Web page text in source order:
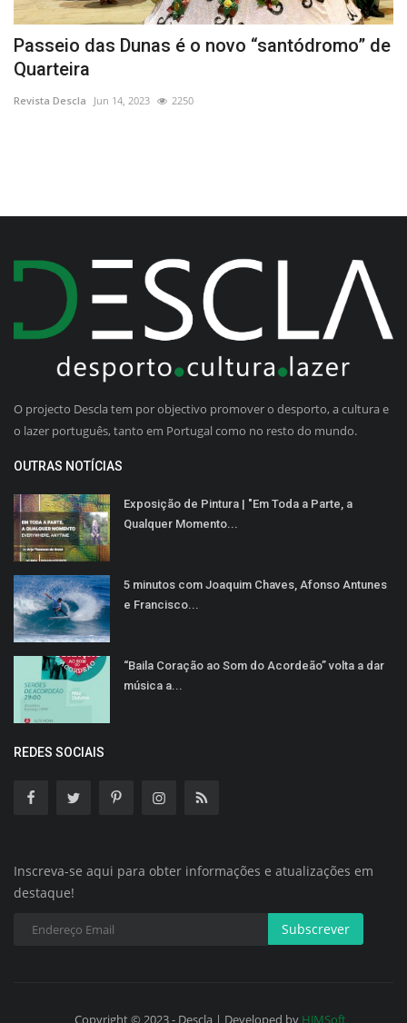
Passeio das Dunas é o novo “santódromo” de
Quarteira
Revista Descla Jun 14, 2023 2250
O projecto Descla tem por objectivo promover o desporto, a cultura e
o lazer português, tanto em Portugal como no resto do mundo.
OUTRAS NOTÍCIAS
Exposição de Pintura | "Em Toda a Parte, a
Qualquer Momento...
5 minutos com Joaquim Chaves, Afonso Antunes
e Francisco...
“Baila Coração ao Som do Acordeão” volta a dar
música a...
REDES SOCIAIS
Inscreva-se aqui para obter informações e atualizações em
destaque!
Subscrever
Copyright © 2023 - Descla | Developed by HJMSoft